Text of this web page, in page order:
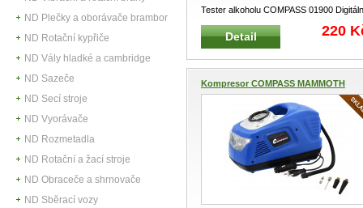
ND Plečky a oborávače brambor
ND Rotační kypřiče
ND Vály hladké a cambridge
ND Sazeče
ND Secí stroje
ND Vyorávače
ND Rozmetadla
ND Rotační a žací stroje
ND Obraceče a shrnovače
ND Sběrací vozy
Tester alkoholu COMPASS 01900
dechový alkohol tester
Detail 220
Kompresor COMPASS MAMMOTH
12/2...